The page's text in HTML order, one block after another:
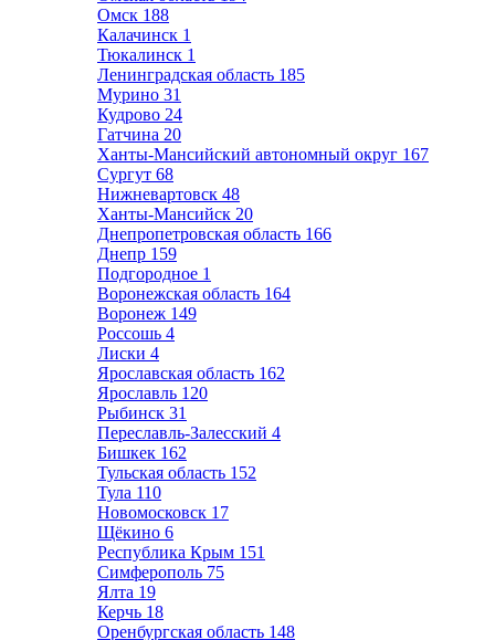
Омск 188
Калачинск 1
Тюкалинск 1
Ленинградская область 185
Мурино 31
Кудрово 24
Гатчина 20
Ханты-Мансийский автономный округ 167
Сургут 68
Нижневартовск 48
Ханты-Мансийск 20
Днепропетровская область 166
Днепр 159
Подгородное 1
Воронежская область 164
Воронеж 149
Россошь 4
Лиски 4
Ярославская область 162
Ярославль 120
Рыбинск 31
Переславль-Залесский 4
Бишкек 162
Тульская область 152
Тула 110
Новомосковск 17
Щёкино 6
Республика Крым 151
Симферополь 75
Ялта 19
Керчь 18
Оренбургская область 148